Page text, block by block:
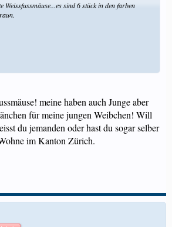
Weissfussmäuse...es sind 6 stück in den farben
meine haben auch Junge aber
für meine jungen Weibchen! Will
du jemanden oder hast du sogar selber
im Kanton Zürich.